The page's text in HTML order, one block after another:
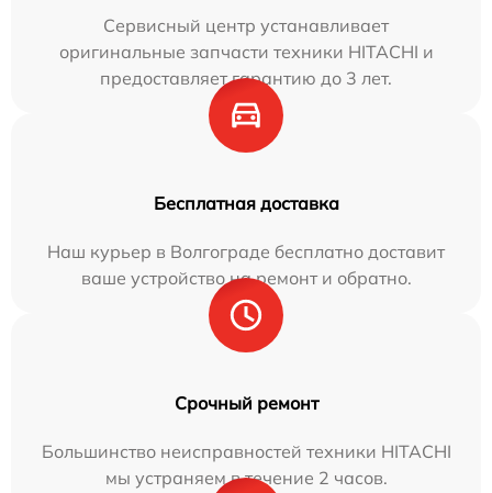
Сервисный центр устанавливает
оригинальные запчасти техники HITACHI и
предоставляет гарантию до 3 лет.
Бесплатная доставка
Наш курьер в Волгограде бесплатно доставит
ваше устройство на ремонт и обратно.
Срочный ремонт
Большинство неисправностей техники HITACHI
мы устраняем в течение 2 часов.